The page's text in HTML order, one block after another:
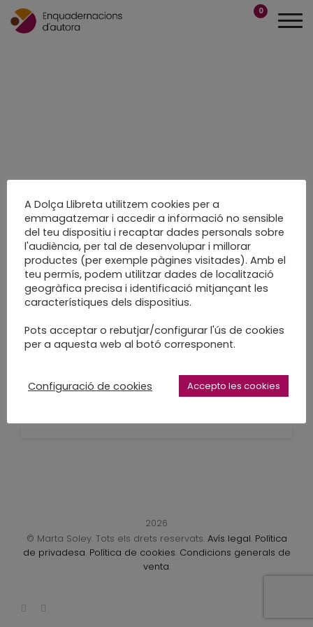
0
Un any nou truca a la
porta
Bon 2019
2026
© Marta Soley. Tots els drets reservats. Avís legal. Política
de privadesa. Política de cookies. Condicions generals de
venta.
A Dolça Llibreta utilitzem cookies per a
emmagatzemar i accedir a informació no sensible
del teu dispositiu i recaptar dades personals sobre
l'audiència, per tal de desenvolupar i millorar
productes (per exemple pàgines visitades). Amb el
teu permís, podem utilitzar dades de localització
geogràfica precisa i identificació mitjançant les
característiques dels dispositius.
Pots acceptar o rebutjar/configurar l'ús de cookies
per a aquesta web al botó corresponent.
Configuració de cookies Accepto les cookies